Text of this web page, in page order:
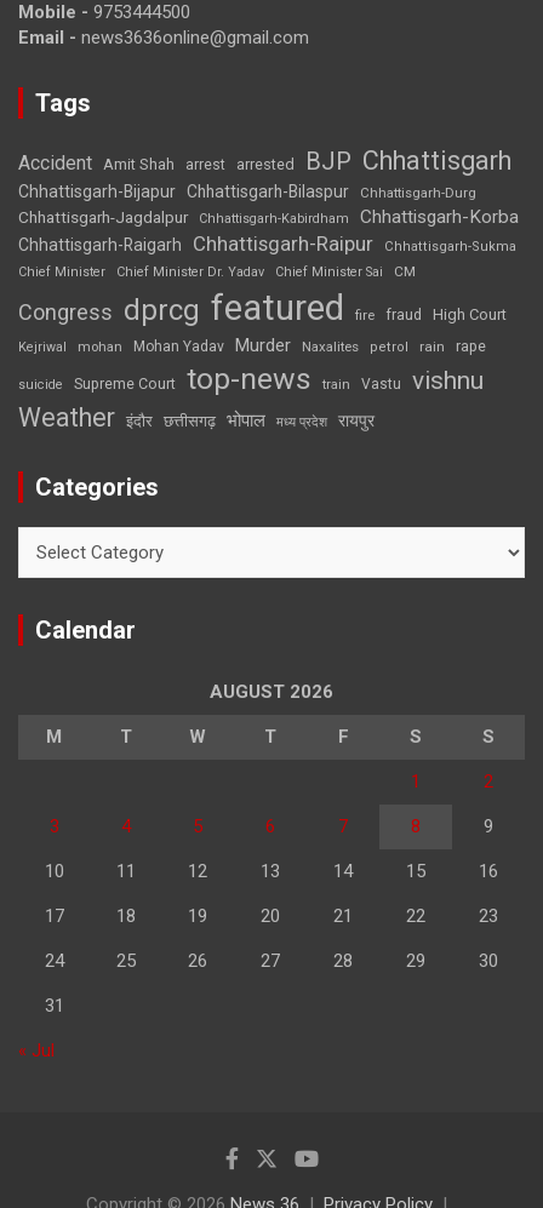
Mobile - 9753444500
Email - news3636online@gmail.com
Tags
Accident Amit Shah arrest arrested BJP Chhattisgarh
Chhattisgarh-Bijapur Chhattisgarh-Bilaspur Chhattisgarh-Durg
Chhattisgarh-Jagdalpur Chhattisgarh-Kabirdham Chhattisgarh-Korba
Chhattisgarh-Raigarh Chhattisgarh-Raipur
Chhattisgarh-Sukma
Chief Minister
Chief Minister Dr. Yadav Chief Minister Sai CM
Congress dprcg featured fire fraud High Court
Kejriwal mohan Mohan Yadav Murder Naxalites petrol rain rape
suicide Supreme Court top-news train Vastu vishnu
Weather इंदौर छत्तीसगढ़ भोपाल मध्य प्रदेश रायपुर
Categories
Calendar
AUGUST 2026
M T W T F S S
1 2
3 4 5 6 7 8 9
10 11 12 13 14 15 16
17 18 19 20 21 22 23
24 25 26 27 28 29 30
31
« Jul